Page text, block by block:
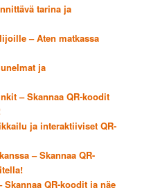
tarina ja
– Aten matkassa
ja
– Skannaa QR-koodit
ja interaktiiviset QR-
– Skannaa QR-
QR-koodit ja näe